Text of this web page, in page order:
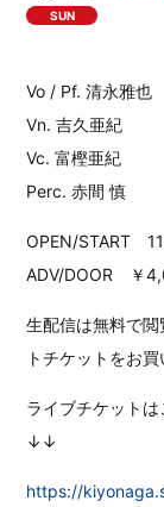
SUN
Vo / Pf. 清永雅也
Vn. 吉久亜紀
Vc. 富樫亜紀
Perc. 赤間 慎
OPEN/START
ADV/DOOR ￥
生配信は無料で
トチケットをお
ライブチケットは
↓↓
https://